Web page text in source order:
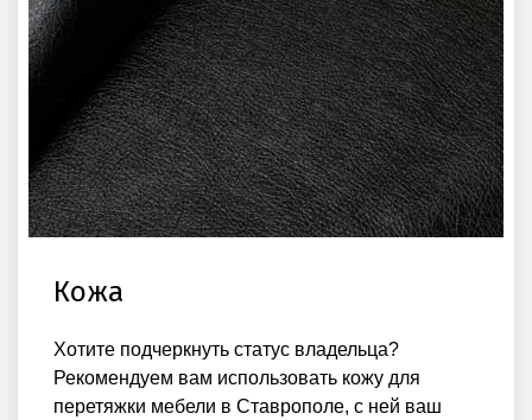
Кожа
Хотите подчеркнуть статус владельца?
Рекомендуем вам использовать кожу для
перетяжки мебели в Ставрополе, с ней ваш